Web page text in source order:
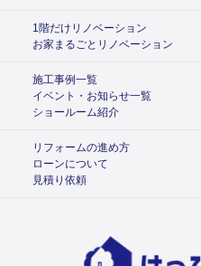
1階だけリノベーション
お家まるごとリノベーション
施工事例一覧
イベント・お知らせ一覧
ショールーム紹介
リフォームの進め方
ローンについて
見積り依頼